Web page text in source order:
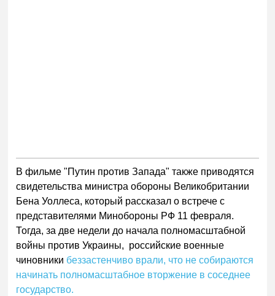
В фильме "Путин против Запада" также приводятся
свидетельства министра обороны Великобритании
Бена Уоллеса, который рассказал о встрече с
представителями Минобороны РФ 11 февраля.
Тогда, за две недели до начала полномасштабной
войны против Украины, российские военные
чиновники беззастенчиво врали, что не собираются
начинать полномасштабное вторжение в соседнее
государство.